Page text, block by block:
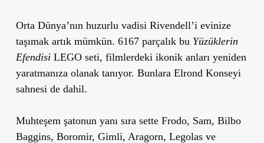
Orta Dünya’nın huzurlu vadisi Rivendell’i evinize
taşımak artık mümkün. 6167 parçalık bu Yüzüklerin
EfendisiLEGO seti, filmlerdeki ikonik anları yeniden
yaratmanıza olanak tanıyor. Bunlara Elrond Konseyi
sahnesi de dahil.
Muhteşem şatonun yanı sıra sette Frodo, Sam, Bilbo
Baggins, Boromir, Gimli, Aragorn, Legolas ve